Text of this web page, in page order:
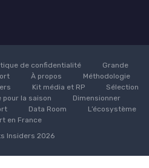
de confidentialité
Grande
À propos
Méthodologie
Kit média et RP
Sélection
la saison
Dimensionner
Data Room
L’écosystème
en France
Insiders 2026